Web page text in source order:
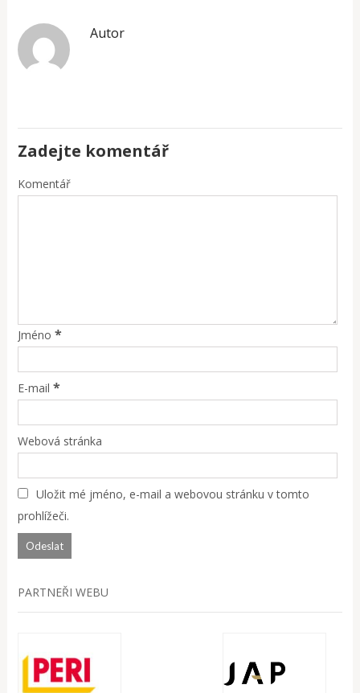
Autor
Zadejte komentář
Komentář
Jméno *
E-mail *
Webová stránka
Uložit mé jméno, e-mail a webovou stránku v tomto
prohlížeči.
PARTNEŘI WEBU